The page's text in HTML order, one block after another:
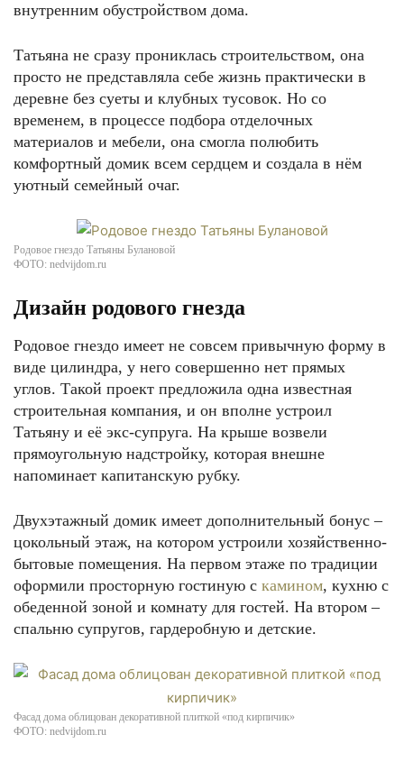
внутренним обустройством дома.
Татьяна не сразу прониклась строительством, она
просто не представляла себе жизнь практически в
деревне без суеты и клубных тусовок. Но со
временем, в процессе подбора отделочных
материалов и мебели, она смогла полюбить
комфортный домик всем сердцем и создала в нём
уютный семейный очаг.
Родовое гнездо Татьяны Булановой
ФОТО: nedvijdom.ru
Дизайн родового гнезда
Родовое гнездо имеет не совсем привычную форму в
виде цилиндра, у него совершенно нет прямых
углов. Такой проект предложила одна известная
строительная компания, и он вполне устроил
Татьяну и её экс-супруга. На крыше возвели
прямоугольную надстройку, которая внешне
напоминает капитанскую рубку.
Двухэтажный домик имеет дополнительный бонус –
цокольный этаж, на котором устроили хозяйственно-
бытовые помещения. На первом этаже по традиции
оформили просторную гостиную с камином, кухню с
обеденной зоной и комнату для гостей. На втором –
спальню супругов, гардеробную и детские.
Фасад дома облицован декоративной плиткой «под кирпичик»
ФОТО: nedvijdom.ru